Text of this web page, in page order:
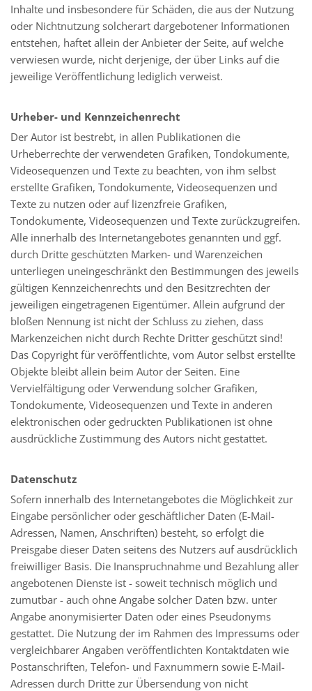
Inhalte und insbesondere für Schäden, die aus der Nutzung
oder Nichtnutzung solcherart dargebotener Informationen
entstehen, haftet allein der Anbieter der Seite, auf welche
verwiesen wurde, nicht derjenige, der über Links auf die
jeweilige Veröffentlichung lediglich verweist.
Urheber- und Kennzeichenrecht
Der Autor ist bestrebt, in allen Publikationen die
Urheberrechte der verwendeten Grafiken, Tondokumente,
Videosequenzen und Texte zu beachten, von ihm selbst
erstellte Grafiken, Tondokumente, Videosequenzen und
Texte zu nutzen oder auf lizenzfreie Grafiken,
Tondokumente, Videosequenzen und Texte zurückzugreifen.
Alle innerhalb des Internetangebotes genannten und ggf.
durch Dritte geschützten Marken- und Warenzeichen
unterliegen uneingeschränkt den Bestimmungen des jeweils
gültigen Kennzeichenrechts und den Besitzrechten der
jeweiligen eingetragenen Eigentümer. Allein aufgrund der
bloßen Nennung ist nicht der Schluss zu ziehen, dass
Markenzeichen nicht durch Rechte Dritter geschützt sind!
Das Copyright für veröffentlichte, vom Autor selbst erstellte
Objekte bleibt allein beim Autor der Seiten. Eine
Vervielfältigung oder Verwendung solcher Grafiken,
Tondokumente, Videosequenzen und Texte in anderen
elektronischen oder gedruckten Publikationen ist ohne
ausdrückliche Zustimmung des Autors nicht gestattet.
Datenschutz
Sofern innerhalb des Internetangebotes die Möglichkeit zur
Eingabe persönlicher oder geschäftlicher Daten (E-Mail-
Adressen, Namen, Anschriften) besteht, so erfolgt die
Preisgabe dieser Daten seitens des Nutzers auf ausdrücklich
freiwilliger Basis. Die Inanspruchnahme und Bezahlung aller
angebotenen Dienste ist - soweit technisch möglich und
zumutbar - auch ohne Angabe solcher Daten bzw. unter
Angabe anonymisierter Daten oder eines Pseudonyms
gestattet. Die Nutzung der im Rahmen des Impressums oder
vergleichbarer Angaben veröffentlichten Kontaktdaten wie
Postanschriften, Telefon- und Faxnummern sowie E-Mail-
Adressen durch Dritte zur Übersendung von nicht